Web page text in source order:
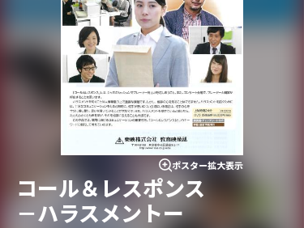
コール＆レスポンス
－ハラスメントー